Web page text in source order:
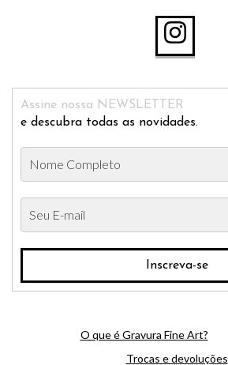
Assine nossa NEWSLETTER
e descubra todas as novidades.
O que é Gravura Fine Art?
Trocas e devoluções